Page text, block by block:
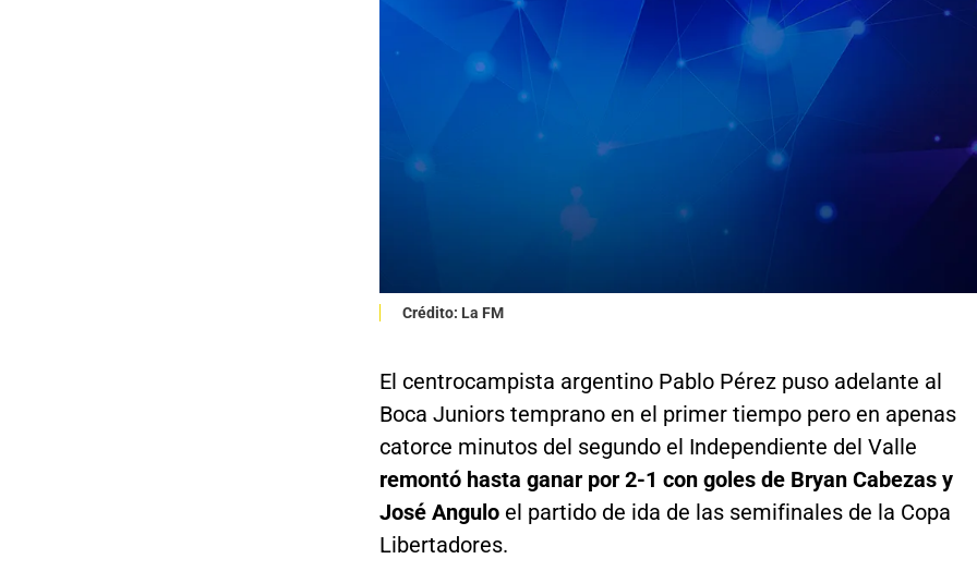
Crédito: La FM
El centrocampista argentino Pablo Pérez puso adelante al
Boca Juniors temprano en el primer tiempo pero en apenas
catorce minutos del segundo el Independiente del Valle
remontó hasta ganar por 2-1 con goles de Bryan Cabezas y
José Anguloel partido de ida de las semifinales de la Copa
Libertadores.